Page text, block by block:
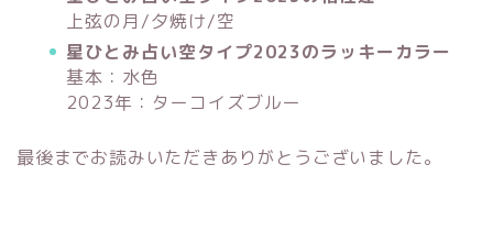
上弦の月/夕焼け/空
星ひとみ占い空タイプ2023のラッキーカラー
基本：水色
2023年：ターコイズブルー
最後までお読みいただきありがとうございました。